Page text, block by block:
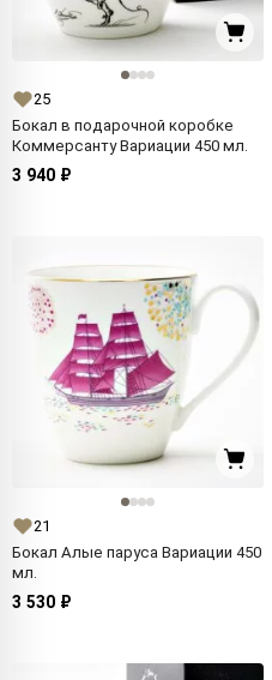
25
Бокал в подарочной коробке
Коммерсанту Вариации 450 мл.
3 940 ₽
21
Бокал Алые паруса Вариации 450
мл.
3 530 ₽